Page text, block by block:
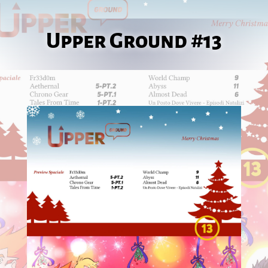
Upper Ground #13